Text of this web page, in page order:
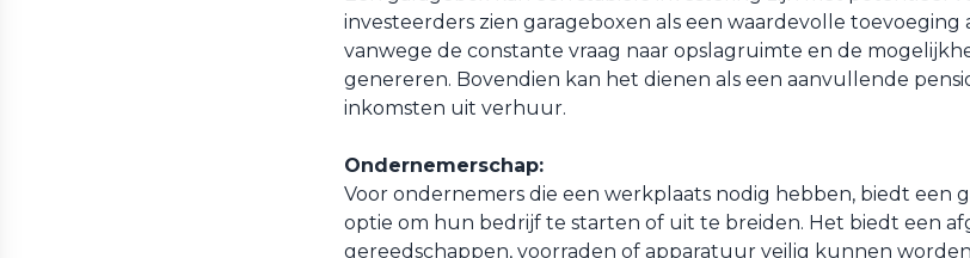
investeerders zien garageboxen als een waardevolle
vanwege de constante vraag naar opslagruimte en de
genereren. Bovendien kan het dienen als een aanvullende
inkomsten uit verhuur.
Ondernemerschap:
Voor ondernemers die een werkplaats nodig hebben, biedt een
optie om hun bedrijf te starten of uit te breiden. Het biedt een
gereedschappen, voorraden of apparatuur veilig kunnen